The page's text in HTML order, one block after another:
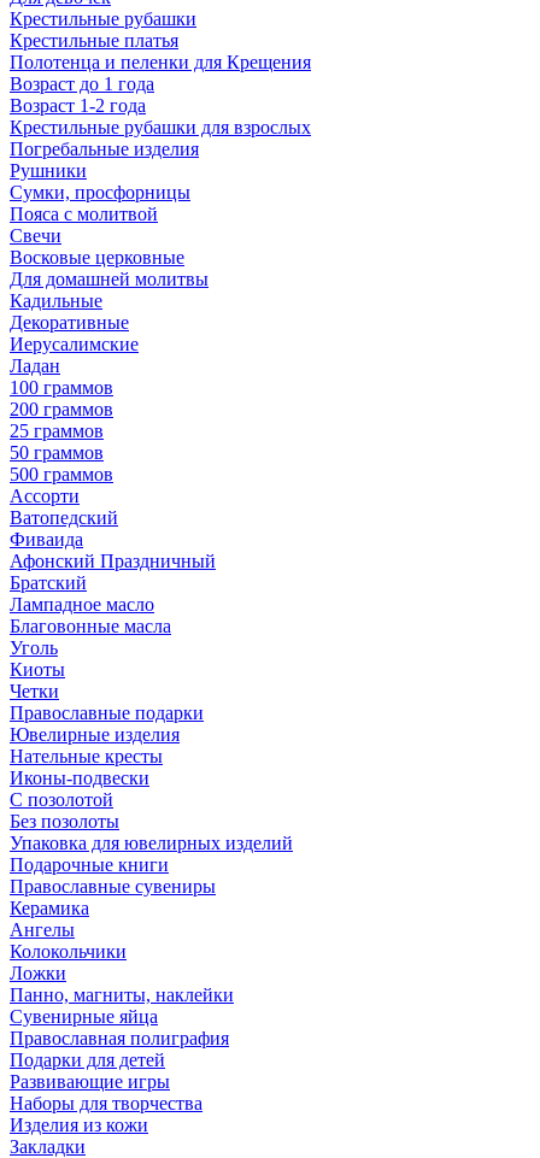
Крестильные рубашки
Крестильные платья
Полотенца и пеленки для Крещения
Возраст до 1 года
Возраст 1-2 года
Крестильные рубашки для взрослых
Погребальные изделия
Рушники
Сумки, просфорницы
Пояса с молитвой
Свечи
Восковые церковные
Для домашней молитвы
Кадильные
Декоративные
Иерусалимские
Ладан
100 граммов
200 граммов
25 граммов
50 граммов
500 граммов
Ассорти
Ватопедский
Фиваида
Афонский Праздничный
Братский
Лампадное масло
Благовонные масла
Уголь
Киоты
Четки
Православные подарки
Ювелирные изделия
Нательные кресты
Иконы-подвески
С позолотой
Без позолоты
Упаковка для ювелирных изделий
Подарочные книги
Православные сувениры
Керамика
Ангелы
Колокольчики
Ложки
Панно, магниты, наклейки
Сувенирные яйца
Православная полиграфия
Подарки для детей
Развивающие игры
Наборы для творчества
Изделия из кожи
Закладки